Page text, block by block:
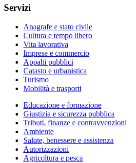
Servizi
Anagrafe e stato civile
Cultura e tempo libero
Vita lavorativa
Imprese e commercio
Appalti pubblici
Catasto e urbanistica
Turismo
Mobilità e trasporti
Educazione e formazione
Giustizia e sicurezza pubblica
Tributi, finanze e contravvenzioni
Ambiente
Salute, benessere e assistenza
Autorizzazioni
Agricoltura e pesca